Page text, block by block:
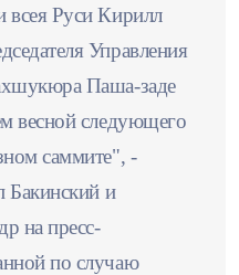
всея Руси Кирилл
Управления
Паша-заде
весной следующего
саммите", -
Бакинский и
на пресс-
по случаю